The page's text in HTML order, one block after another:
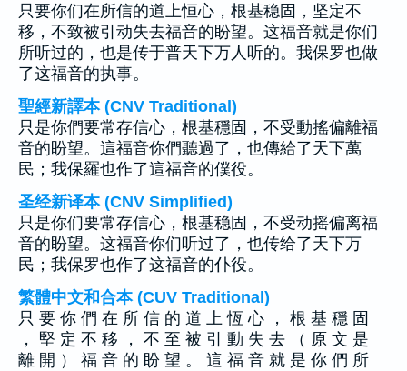
只要你们在所信的道上恒心，根基稳固，坚定不
移，不致被引动失去福音的盼望。这福音就是你们
所听过的，也是传于普天下万人听的。我保罗也做
了这福音的执事。
聖經新譯本 (CNV Traditional)
只是你們要常存信心，根基穩固，不受動搖偏離福
音的盼望。這福音你們聽過了，也傳給了天下萬
民；我保羅也作了這福音的僕役。
圣经新译本 (CNV Simplified)
只是你们要常存信心，根基稳固，不受动摇偏离福
音的盼望。这福音你们听过了，也传给了天下万
民；我保罗也作了这福音的仆役。
繁體中文和合本 (CUV Traditional)
只 要 你 們 在 所 信 的 道 上 恆 心 ， 根 基 穩 固
， 堅 定 不 移 ， 不 至 被 引 動 失 去 （ 原 文 是
離 開 ） 福 音 的 盼 望 。 這 福 音 就 是 你 們 所